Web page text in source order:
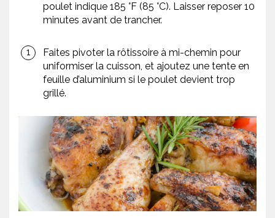
poulet indique 185 °F (85 °C). Laisser reposer 10
minutes avant de trancher.
Faites pivoter la rôtissoire à mi-chemin pour
uniformiser la cuisson, et ajoutez une tente en
feuille d’aluminium si le poulet devient trop
grillé.